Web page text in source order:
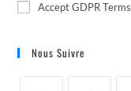
Accept GDPR Terms
Nous Suivre